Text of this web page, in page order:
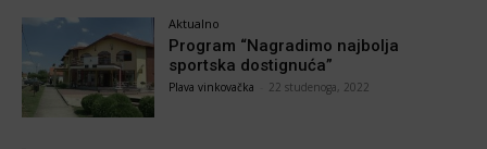
Aktualno
Program “Nagradimo najbolja
sportska dostignuća”
Plava vinkovačka 22 studenoga, 2022